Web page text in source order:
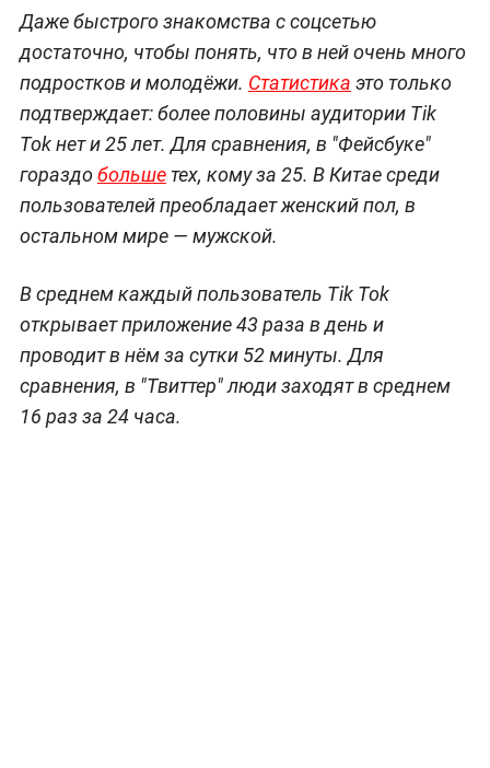
Даже быстрого знакомства с соцсетью
достаточно, чтобы понять, что в ней очень много
подростков и молодёжи. Статистика это только
подтверждает: более половины аудитории Tik
Tok нет и 25 лет. Для сравнения, в "Фейсбуке"
гораздобольшетех, кому за 25. В Китае среди
пользователей преобладает женский пол, в
остальном мире — мужской.
В среднем каждый пользователь Tik Tok
открывает приложение 43 раза в день и
проводит в нём за сутки 52 минуты. Для
сравнения, в "Твиттер" люди заходят в среднем
16 раз за 24 часа.